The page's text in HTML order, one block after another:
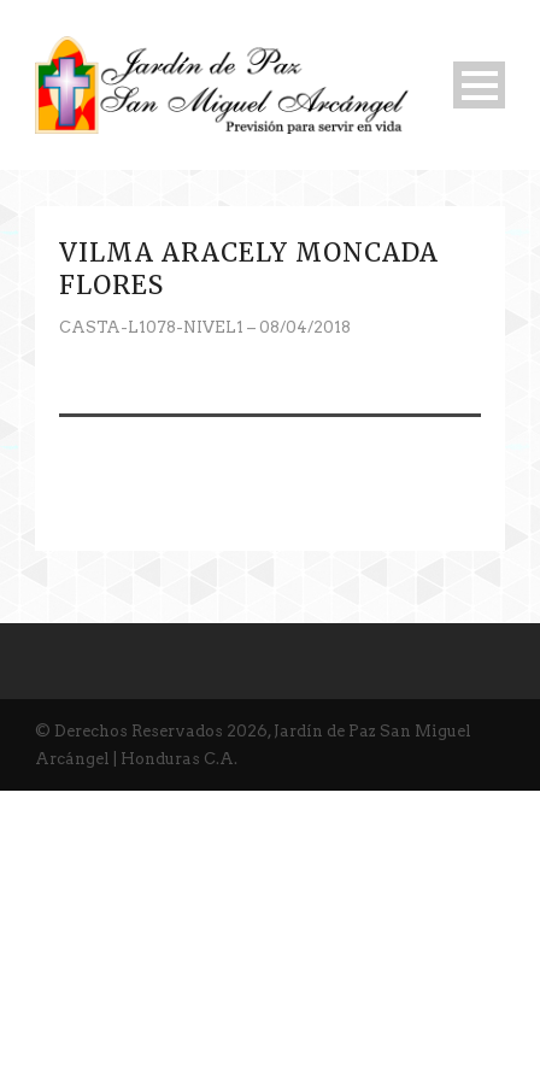
VILMA ARACELY MONCADA
FLORES
CASTA-L1078-NIVEL1 – 08/04/2018
© Derechos Reservados 2026, Jardín de Paz San Miguel
Arcángel | Honduras C.A.